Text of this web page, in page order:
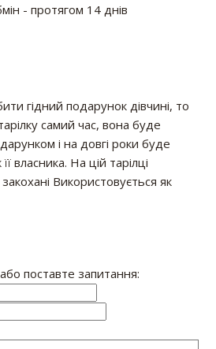
- протягом 14 днів
гідний подарунок дівчині, то
самий час, вона буде
і на довгі роки буде
власника. На цій тарілці
Використовується як
поставте запитання: